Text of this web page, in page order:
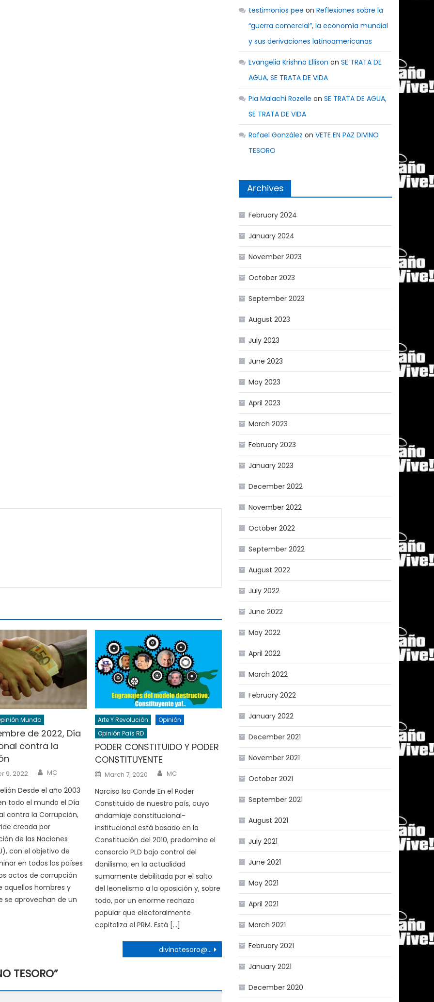
Mundo
de 2022, Día
contra la
9, 2022 Author
MC
Desde el año 2003
todo el mundo el Día
contra la Corrupción,
creada por
de las Naciones
con el objetivo de
en todos los países
actos de corrupción
aquellos hombres y
se aprovechan de un
Arte Y Revolución
Opinión
Opinión País RD
PODER CONSTITUIDO Y PODER
CONSTITUYENTE
Posted
on
March 7, 2020 Author
MC
Narciso Isa Conde En el Poder
Constituido de nuestro país, cuyo
andamiaje constitucional-
institucional está basado en la
Constitución del 2010, predomina el
consorcio PLD bajo control del
danilismo; en la actualidad
sumamente debilitada por el salto
del leonelismo a la oposición y, sobre
todo, por un enorme rechazo
popular que electoralmente
capitaliza el PRM. Está […]
divinotesoro@…
TESORO”
testimonios pee onReflexiones sobre la
“guerra comercial”, la economía mundial
y sus derivaciones latinoamericanas
Evangelia Krishna Ellison onSE TRATA DE
AGUA, SE TRATA DE VIDA
Pia Malachi Rozelle onSE TRATA DE AGUA,
SE TRATA DE VIDA
Rafael González onVETE EN PAZ DIVINO
TESORO
Archives
February 2024
January 2024
November 2023
October 2023
September 2023
August 2023
July 2023
June 2023
May 2023
April 2023
March 2023
February 2023
January 2023
December 2022
November 2022
October 2022
September 2022
August 2022
July 2022
June 2022
May 2022
April 2022
March 2022
February 2022
January 2022
December 2021
November 2021
October 2021
September 2021
August 2021
July 2021
June 2021
May 2021
April 2021
March 2021
February 2021
January 2021
December 2020